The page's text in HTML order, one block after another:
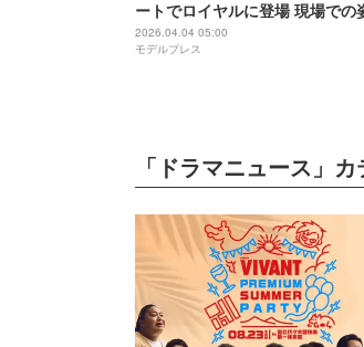
ートでロイヤルに登場 現場での
される「絶対に大変だったはずな
に」【ターミネーターと恋しちゃ
2026.04.04 05:00
モデルプレス
「ドラマニュース」